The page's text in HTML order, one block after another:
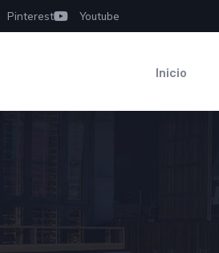
Pinterest Youtube
Inicio